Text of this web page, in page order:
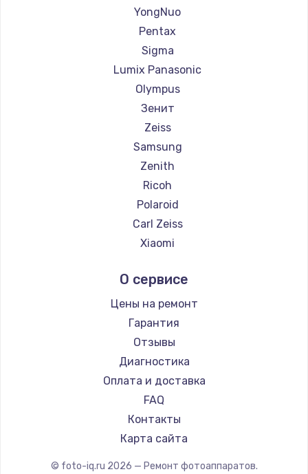
Замена сигнальной лампы
1200 руб.
Заказать
Замена системной платы
1500 руб.
Замена температурного датчика
2500 руб.
Замена электроконфорки
Заказать
Техобслуживание
900 руб.
Заказать
Установка / подключение / демонтаж
1300 руб.
Заказать
YongNuo
Pentax
Sigma
Lumix Panasonic
Olympus
Зенит
Zeiss
Samsung
Zenith
Ricoh
Polaroid
Carl Zeiss
Xiaomi
Kodak
Blackmagic
О сервисе
Цены на ремонт
Гарантия
Отзывы
Диагностика
Оплата и доставка
FAQ
Контакты
Карта сайта
© foto-iq.ru 2026 — Ремонт фотоаппаратов.